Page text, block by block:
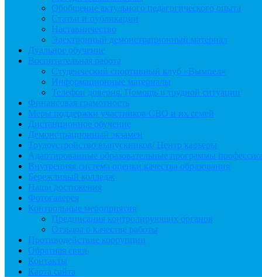
Обобщение актульного педагогического опыта
Статьи и публикации
Наставничество
Электронный демонстрационный материал
Дуальное обучение
Воспитательная работа
Студенческий спортивный клуб «Вымпел»
Информационные материалы
Телефон доверия. Помощь в трудной ситуации
Финансовая грамотность
Меры поддержки участников СВО и их семей
Дистанционное обучение
Демонстрационный экзамен
Трудоустройство выпускников/ Центр карьеры
Адаптированные образовательные программы
Внутренняя система оценки качества образования
Бережливый колледж
Наши достижения
Фотогалерея
Контрольные мероприятия
Предписания контролирующих органов
Отзывы о качестве работы
Противодействие коррупции
Обратная связь
Контакты
Карта сайта